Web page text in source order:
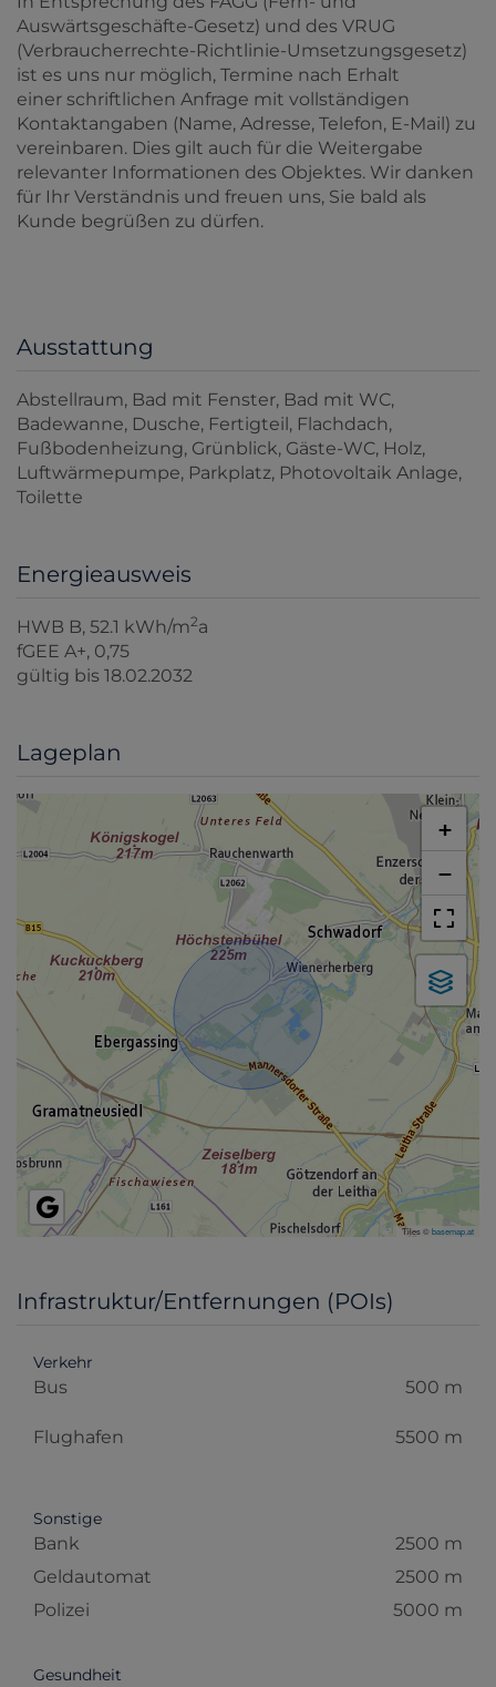
Auswärtsgeschäfte-Gesetz) und des VRUG
(Verbraucherrechte-Richtlinie-Umsetzungsgesetz)
ist es uns nur möglich, Termine nach Erhalt
einer schriftlichen Anfrage mit vollständigen
Kontaktangaben (Name, Adresse, Telefon, E-Mail) zu
vereinbaren. Dies gilt auch für die Weitergabe
relevanter Informationen des Objektes. Wir danken
für Ihr Verständnis und freuen uns, Sie bald als
Kunde begrüßen zu dürfen.
Ausstattung
Abstellraum Bad mit Fenster Bad mit WC
Badewanne Dusche Fertigteil Flachdach
Fußbodenheizung Grünblick Gäste-WC Holz
Luftwärmepumpe Parkplatz Photovoltaik Anlage
Toilette
Energieausweis
HWB B, 52.1 kWh/m2a
fGEE A+, 0,75
gültig bis 18.02.2032
Lageplan
+
−
Tiles ©basemap.at
Infrastruktur/Entfernungen (POIs)
Verkehr
Bus 500 m
Flughafen 5500 m
Sonstige
Bank
2500 m
Geldautomat
2500 m
Polizei
5000 m
Gesundheit